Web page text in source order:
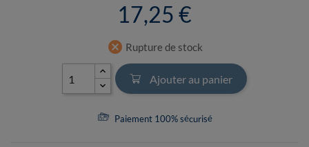
17,25 €
cancel Rupture de stock
Ajouter au panier
Paiement 100% sécurisé